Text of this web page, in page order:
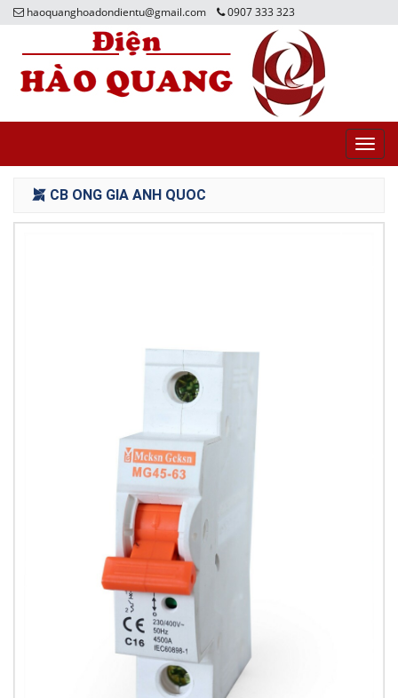
haoquanghoadondientu@gmail.com 0907 333 323
CB ONG GIA ANH QUOC